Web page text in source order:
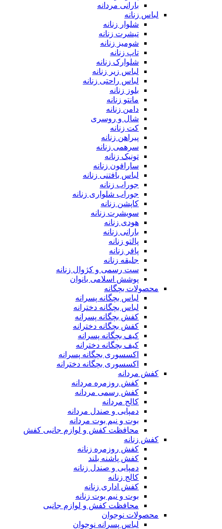
بارانی مردانه
لباس زنانه
شلوار زنانه
تیشرت زنانه
شومیز زنانه
تاپ زنانه
شلوارک زنانه
لباس زیر زنانه
لباس راحتی زنانه
بلوز زنانه
مانتو زنانه
دامن زنانه
شال و روسری
کت زنانه
پیراهن زنانه
سرهمی زنانه
تونیک زنانه
سارافون زنانه
لباس بافتنی زنانه
جوراب زنانه
جوراب شلواری زنانه
کاپشن زنانه
سویشرت زنانه
هودی زنانه
بارانی زنانه
پالتو زنانه
پافر زنانه
جلیقه زنانه
ست رسمی و کژوال زنانه
پوشش اسلامی بانوان
محصولات بچگانه
لباس بچگانه پسرانه
لباس بچگانه دخترانه
کفش بچگانه پسرانه
کفش بچگانه دخترانه
کیف بچگانه پسرانه
کیف بچگانه دخترانه
اکسسوری بچگانه پسرانه
اکسسوری بچگانه دخترانه
کفش مردانه
کفش روزمره مردانه
کفش رسمی مردانه
کالج مردانه
دمپایی و صندل مردانه
بوت و نیم بوت مردانه
محافظت کفش و لوازم جانبی کفش
کفش زنانه
کفش روزمره زنانه
کفش پاشنه بلند
دمپایی و صندل زنانه
کالج زنانه
کفش اداری زنانه
بوت و نیم بوت زنانه
محافظت کفش و لوازم جانبی
محصولات نوجوان
لباس پسرانه نوجوان